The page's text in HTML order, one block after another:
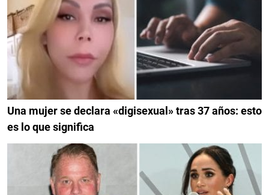
Una mujer se declara «digisexual» tras 37 años: esto
es lo que significa